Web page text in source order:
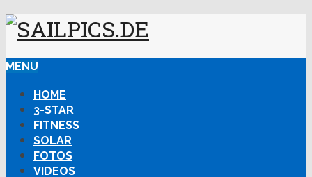
MENU
HOME
3-STAR
FITNESS
SOLAR
FOTOS
VIDEOS